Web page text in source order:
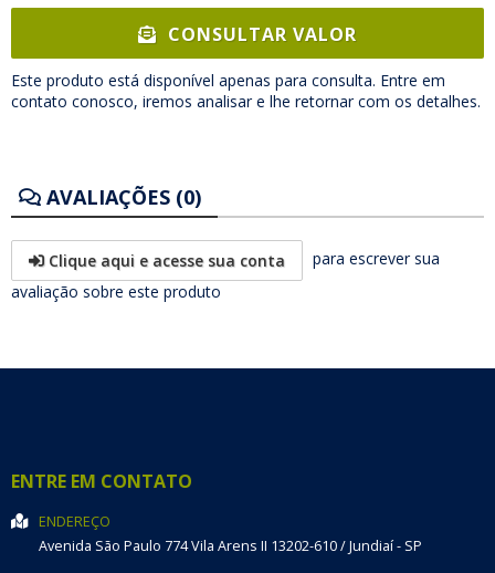
CONSULTAR VALOR
Este produto está disponível apenas para consulta. Entre em
contato conosco, iremos analisar e lhe retornar com os detalhes.
AVALIAÇÕES (0)
Clique aqui e acesse sua conta
para escrever sua
avaliação sobre este produto
ENTRE EM CONTATO
ENDEREÇO
Avenida São Paulo 774Vila Arens II 13202-610/Jundiaí- SP